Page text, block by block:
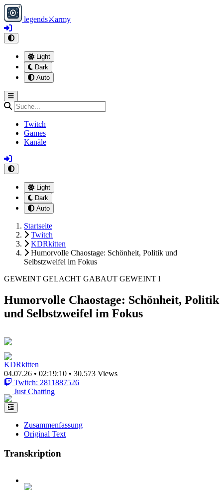
legends⚔army
Light
Dark
Auto
Twitch
Games
Kanäle
Light
Dark
Auto
Startseite
Twitch
KDRkitten
Humorvolle Chaostage: Schönheit, Politik und
Selbstzweifel im Fokus
GEWEINT GELACHT GABAUT GEWEINT l
Humorvolle Chaostage: Schönheit, Politik
und Selbstzweifel im Fokus
KDRkitten
04.07.26 • 02:19:10 • 30.573 Views
Twitch: 2811887526
Just Chatting
Zusammenfassung
Original Text
Transkription